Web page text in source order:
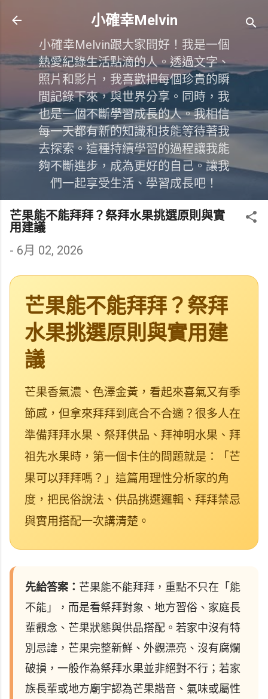
跳到主要內容
小確幸Melvin
小確幸Melvin跟大家問好！我是一個
熱愛紀錄生活點滴的人。透過文字、
照片和影片，我喜歡把每個珍貴的瞬
間記錄下來，與世界分享。同時，我
也是一個不斷學習成長的人。我相信
每一天都有新的知識和技能等待著我
去探索。這種持續學習的過程讓我能
夠不斷進步，成為更好的自己。讓我
們一起享受生活、學習成長吧！
芒果能不能拜拜？祭拜水果挑選原則與實
用建議
- 6月 02, 2026
芒果能不能拜拜？祭拜
水果挑選原則與實用建
議
芒果香氣濃、色澤金黃，看起來喜氣又有季
節感，但拿來拜拜到底合不合適？很多人在
準備拜拜水果、祭拜供品、拜神明水果、拜
祖先水果時，第一個卡住的問題就是：「芒
果可以拜拜嗎？」這篇用理性分析家的角
度，把民俗說法、供品挑選邏輯、拜拜禁忌
與實用搭配一次講清楚。
先給答案： 芒果能不能拜拜，重點不只在「能
不能」，而是看祭拜對象、地方習俗、家庭長
輩觀念、芒果狀態與供品搭配。若家中沒有特
別忌諱，芒果完整新鮮、外觀漂亮、沒有腐爛
破損，一般作為祭拜水果並非絕對不行；若家
族長輩或地方廟宇認為芒果諧音、氣味或屬性